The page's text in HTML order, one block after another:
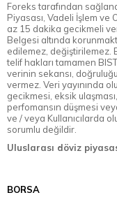
Foreks tarafından
Piyasası, Vadeli İşlem ve
az 15 dakika gecikmeli
Belgesi altında
edilemez, değiştirilemez.
telif hakları tamamen
verinin sekansı,
vermez. Veri yayınında
gecikmesi, eksik
perfomansın düşmesi
ve / veya Kullanıcılarda
sorumlu değildir.
Uluslarası döviz
BORSA